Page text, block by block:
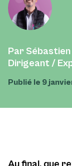
Par Sébastien
Dirigeant /
Publié le 9